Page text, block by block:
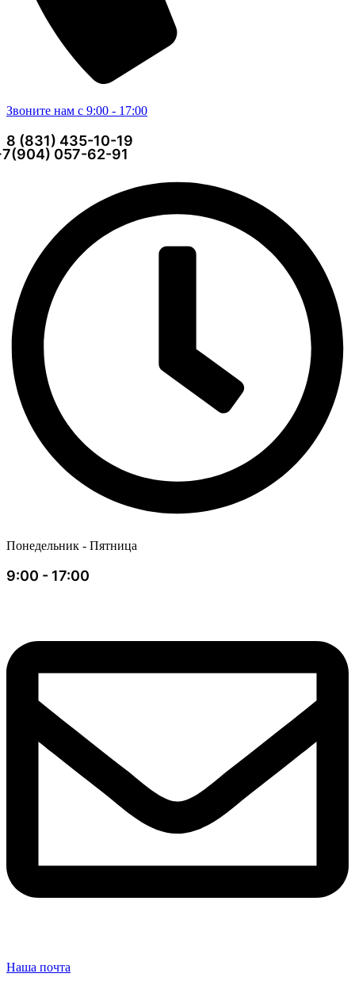
Звоните нам с 9:00 - 17:00
8 (831) 435-10-19
057-62-91
Понедельник - Пятница
9:00 - 17:00
Наша почта